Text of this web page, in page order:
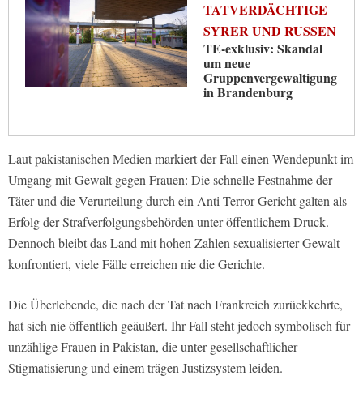
TATVERDÄCHTIGE
SYRER UND RUSSEN
TE-exklusiv: Skandal
um neue
Gruppenvergewaltigung
in Brandenburg
Laut pakistanischen Medien markiert der Fall einen Wendepunkt im
Umgang mit Gewalt gegen Frauen: Die schnelle Festnahme der
Täter und die Verurteilung durch ein Anti-Terror-Gericht galten als
Erfolg der Strafverfolgungsbehörden unter öffentlichem Druck.
Dennoch bleibt das Land mit hohen Zahlen sexualisierter Gewalt
konfrontiert, viele Fälle erreichen nie die Gerichte.
Die Überlebende, die nach der Tat nach Frankreich zurückkehrte,
hat sich nie öffentlich geäußert. Ihr Fall steht jedoch symbolisch für
unzählige Frauen in Pakistan, die unter gesellschaftlicher
Stigmatisierung und einem trägen Justizsystem leiden.